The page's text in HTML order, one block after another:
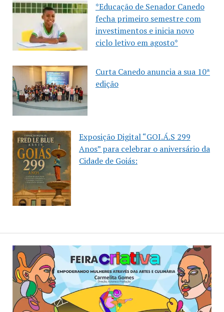
*Educação de Senador Canedo
fecha primeiro semestre com
investimentos e inicia novo
ciclo letivo em agosto*
Curta Canedo anuncia a sua 10ª
edição
Exposição Digital “GOI.Á.S 299
Anos” para celebrar o aniversário da
Cidade de Goiás: